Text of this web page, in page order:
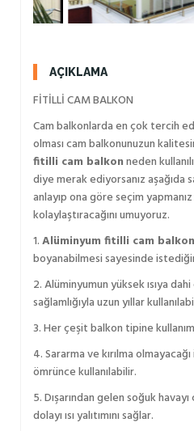
AÇIKLAMA
FİTİLLİ CAM BALKON
Cam balkonlarda en çok tercih
olması cam balkonunuzun
fitilli cam balkonneden
diye merak ediyorsanız aşağıda
anlayıp ona göre seçim
kolaylaştıracağını umuyoruz.
1.Alüminyum fitilli cam balkon
boyanabilmesi sayesinde
2. Alüminyumun yüksek ısıya dahi
sağlamlığıyla uzun yıllar
3. Her çeşit balkon tipine
4. Sararma ve kırılma
ömrünce kullanılabilir.
5. Dışarından gelen soğuk
dolayı ısı yalıtımını sağlar.